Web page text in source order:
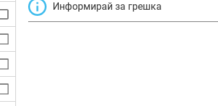
Информирай за грешка